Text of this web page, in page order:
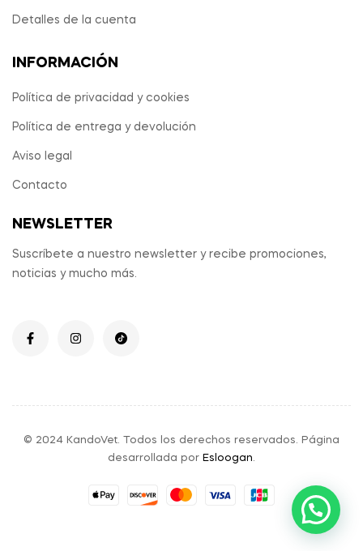
Detalles de la cuenta
INFORMACIÓN
Política de privacidad y cookies
Política de entrega y devolución
Aviso legal
Contacto
NEWSLETTER
Suscríbete a nuestro newsletter y recibe promociones,
noticias y mucho más.
© 2024 KandoVet. Todos los derechos reservados. Página
desarrollada por Esloogan.